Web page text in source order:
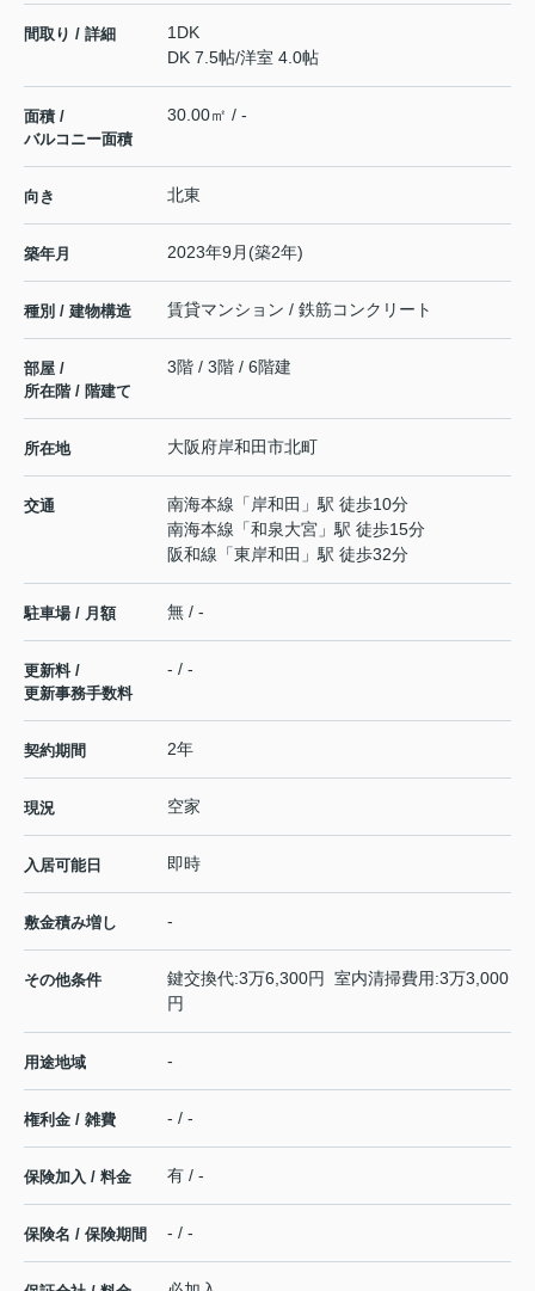
間取り / 詳細
1DK
DK 7.5帖/洋室 4.0帖
面積 /
バルコニー面積
30.00㎡ / -
向き 北東
築年月 2023年9月(築2年)
種別 / 建物構造 賃貸マンション / 鉄筋コンクリート
部屋 /
所在階 / 階建て
3階 / 3階 / 6階建
所在地 大阪府岸和田市北町
交通 南海本線 「 岸和田 」駅 徒歩10分
南海本線 「和泉大宮 」駅 徒歩15分
阪和線 「東岸和田 」駅 徒歩32分
駐車場 / 月額 無 / -
更新料 /
更新事務手数料
- / -
契約期間 2年
現況 空家
入居可能日 即時
敷金積み増し -
その他条件
鍵交換代:3万6,300円 室内清掃費用:3万3,000
円
用途地域 -
権利金 / 雑費 - / -
保険加入 / 料金 有 / -
保険名 / 保険期間 - / -